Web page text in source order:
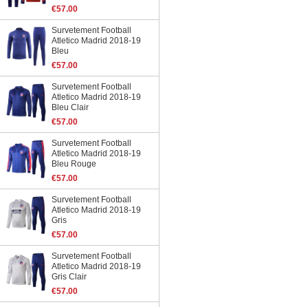
€57.00
Survetement Football
Atletico Madrid 2018-19
Bleu
€57.00
Survetement Football
Atletico Madrid 2018-19
Bleu Clair
€57.00
Survetement Football
Atletico Madrid 2018-19
Bleu Rouge
€57.00
Survetement Football
Atletico Madrid 2018-19
Gris
€57.00
Survetement Football
Atletico Madrid 2018-19
Gris Clair
€57.00